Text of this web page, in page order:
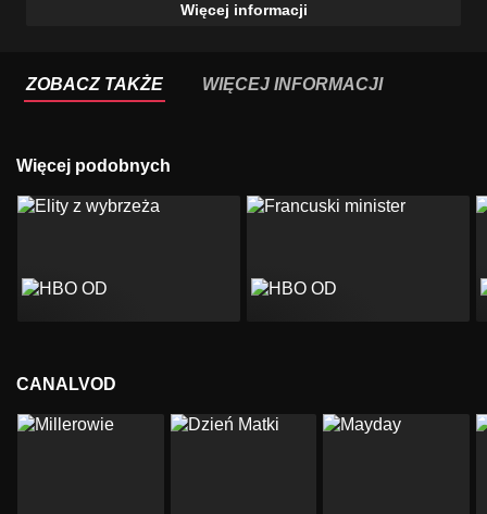
Więcej informacji
ZOBACZ TAKŻE WIĘCEJ INFORMACJI
Więcej podobnych
CANALVOD